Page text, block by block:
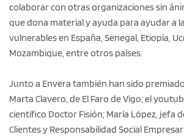
colaborar con otras organizaciones sin
que dona material y ayuda para ayudar a
vulnerables en España, Senegal, Etiopía,
Mozambique, entre otros países.
Junto a Envera también han sido
Marta Clavero, de El Faro de Vigo; el
científico Doctor Fisión; María López, jefa
Clientes y Responsabilidad Social